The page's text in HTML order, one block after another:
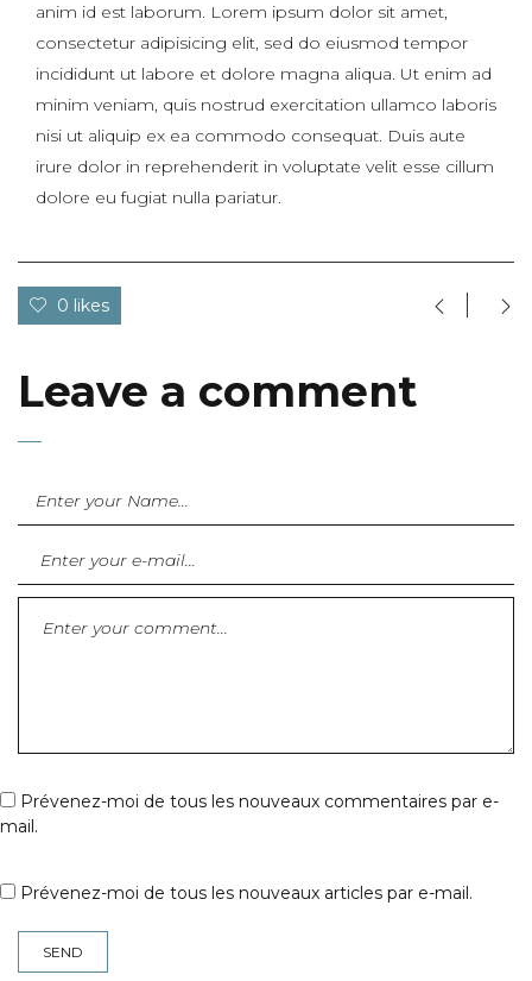
anim id est laborum. Lorem ipsum dolor sit amet,
consectetur adipisicing elit, sed do eiusmod tempor
incididunt ut labore et dolore magna aliqua. Ut enim ad
minim veniam, quis nostrud exercitation ullamco laboris
nisi ut aliquip ex ea commodo consequat. Duis aute
irure dolor in reprehenderit in voluptate velit esse cillum
dolore eu fugiat nulla pariatur.
0 likes
Leave a comment
Prévenez-moi de tous les nouveaux commentaires par e-
mail.
Prévenez-moi de tous les nouveaux articles par e-mail.